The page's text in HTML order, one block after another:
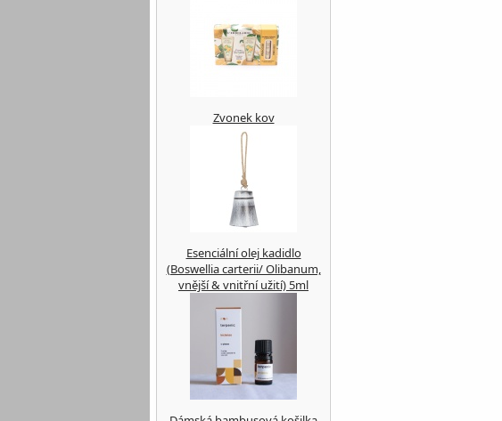
Zvonek kov
Esenciální olej kadidlo
(Boswellia carterii/ Olibanum,
vnější & vnitřní užití) 5ml